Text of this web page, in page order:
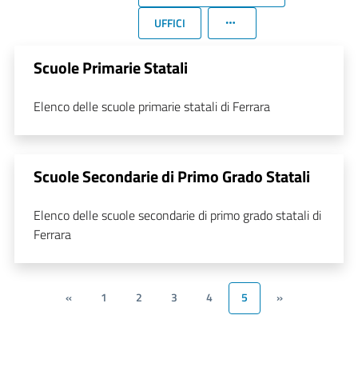
UFFICI
Scuole Primarie Statali
Elenco delle scuole primarie statali di Ferrara
Scuole Secondarie di Primo Grado Statali
Elenco delle scuole secondarie di primo grado statali di
Ferrara
« 1 2 3 4 5 »